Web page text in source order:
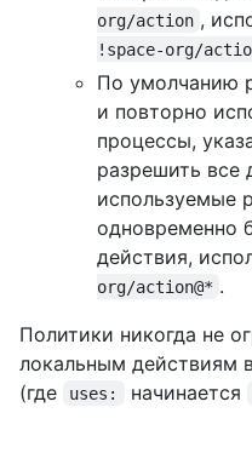
org/action ,
!space-org/
По умолчанию
и повторно
процессы,
разрешить все
используемые
одновременно
действия,
org/action@* .
Политики никогда не
локальным действиям
(где
uses: начинается